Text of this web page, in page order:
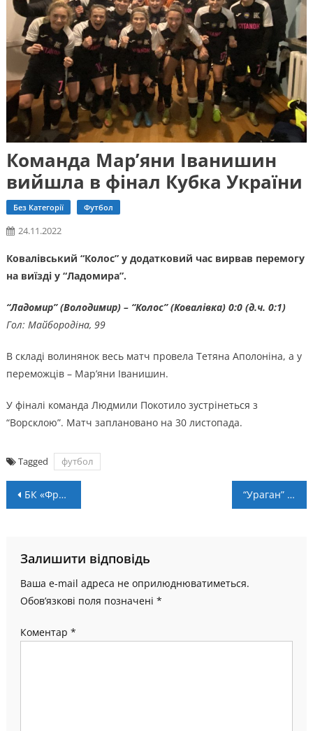
Команда Мар’яни Іванишин
вийшла в фінал Кубка України
Без Категорії Футбол
24.11.2022
Ковалівський “Колос” у додатковий час вирвав перемогу
на виїзді у “Ладомира”.
“Ладомир” (Володимир) – “Колос” (Ковалівка) 0:0 (д.ч. 0:1)
Гол: Майбородіна, 99
В складі волинянок весь матч провела Тетяна Аполоніна, а у
переможців – Мар’яни Іванишин.
У фіналі команда Людмили Покотило зустрінеться з
“Ворсклою”. Матч заплановано на 30 листопада.
Tagged футбол
Навігація
БК «Франківськ-Прикарпаття-ПНУ» готується до наступних домашніх поєдинків “Ураган” поступився “Спортингу”
Залишити відповідь
Ваша e-mail адреса не оприлюднюватиметься.
Обов’язкові поля позначені *
Коментар *